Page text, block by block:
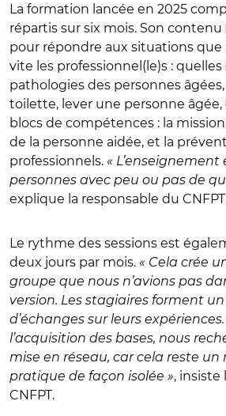
La formation lancée en 2025
répartis sur six mois. Son
pour répondre aux situations
vite les professionnel(le)s : quelles
pathologies des personnes
toilette, lever une personne âgée,
blocs de compétences : la
de la personne aidée, et la
professionnels. «
personnes avec peu ou pas de
explique la responsable du
Le rythme des sessions est
deux jours par mois. « Cela crée
groupe que nous n’avions pas
version. Les stagiaires forment
d’échanges sur leurs
l’acquisition des bases, nous
mise en réseau, car cela reste un
pratique de façon isolée », insiste
CNFPT.